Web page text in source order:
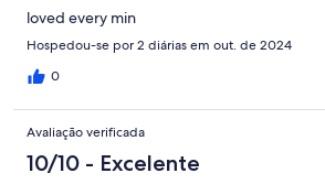
loved every min
Hospedou-se por 2 diárias em out. de 2024
0
Avaliação verificada
10/10 - Excelente